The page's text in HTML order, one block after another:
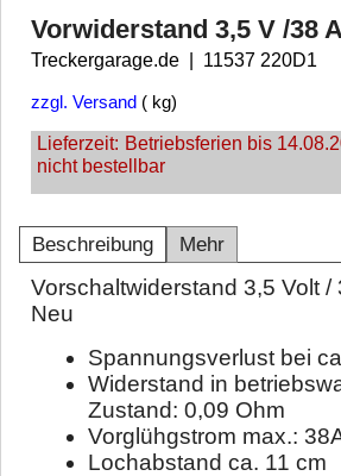
Vorwiderstand 3,5 V /38 A
Treckergarage.de 11537 220D1
zzgl. Versand kg
Lieferzeit: Betriebsferien bis
nicht bestellbar
Beschreibung Mehr
Vorschaltwiderstand 3,5 Volt /
Neu
Spannungsverlust bei
Widerstand in
Zustand: 0,09 Ohm
Vorglühgstrom max.:
Lochabstand ca. 11 cm